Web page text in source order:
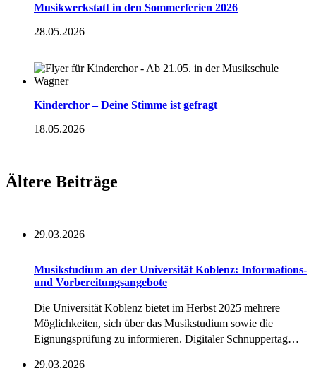
Musikwerkstatt in den Sommerferien 2026
28.05.2026
Kinderchor – Deine Stimme ist gefragt
18.05.2026
Ältere Beiträge
Musikstudium an der Universität Koblenz: Informations-
und Vorbereitungsangebote
Die Universität Koblenz bietet im Herbst 2025 mehrere
Möglichkeiten, sich über das Musikstudium sowie die
Eignungsprüfung zu informieren. Digitaler Schnuppertag…
29.03.2026
29.03.2026